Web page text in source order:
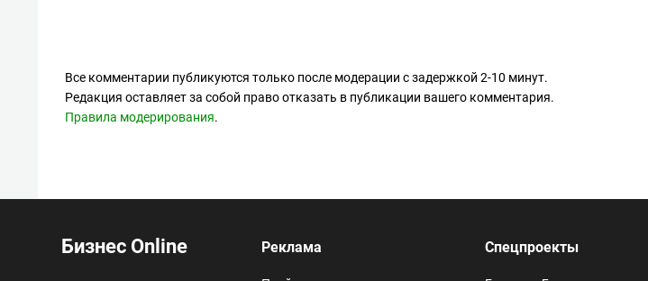
Все комментарии публикуются только после модерации с задержкой 2-10 минут.
Редакция оставляет за собой право отказать в публикации вашего комментария.
Правила модерирования.
Бизнес Online Реклама Спецпроекты